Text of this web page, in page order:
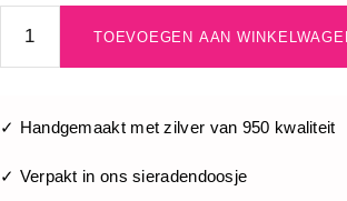
TOEVOEGEN AAN
✓ Handgemaakt met zilver van 950 kwaliteit
✓ Verpakt in ons sieradendoosje